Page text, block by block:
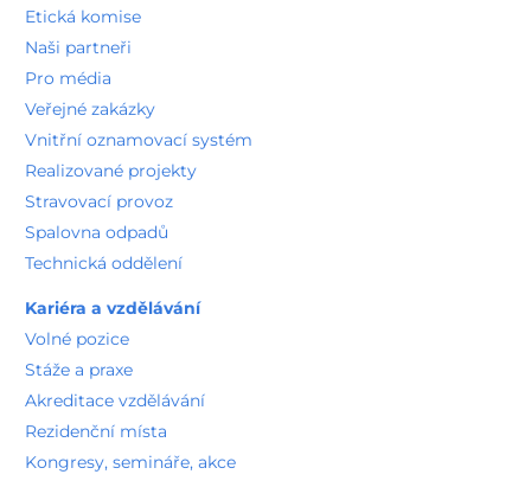
Etická komise
Naši partneři
Pro média
Veřejné zakázky
Vnitřní oznamovací systém
Realizované projekty
Stravovací provoz
Spalovna odpadů
Technická oddělení
Kariéra a vzdělávání
Volné pozice
Stáže a praxe
Akreditace vzdělávání
Rezidenční místa
Kongresy, semináře, akce